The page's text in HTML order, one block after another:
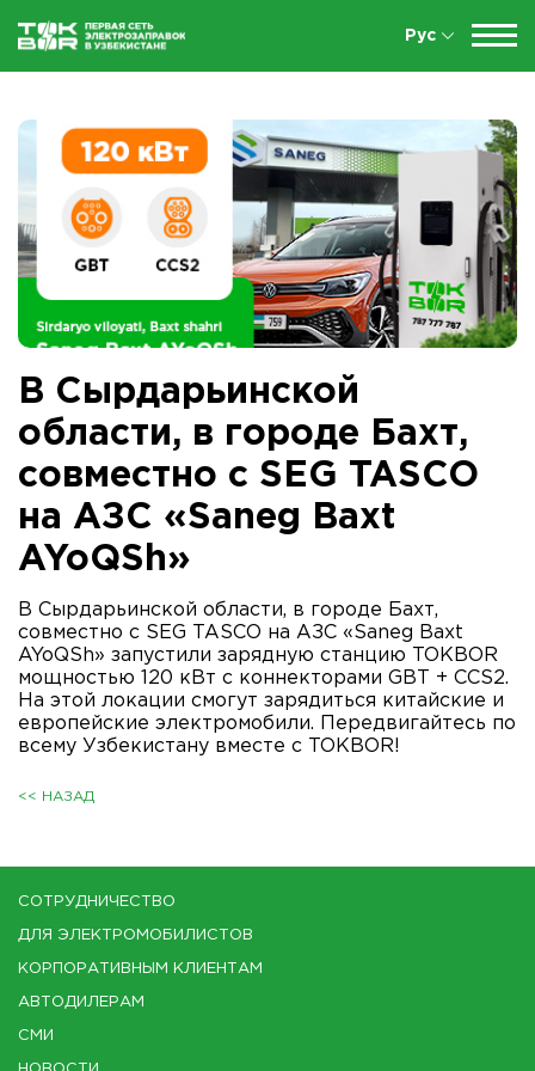
Рус
В Сырдарьинской
области, в городе Бахт,
совместно с SEG TASCO
на АЗС «Saneg Baxt
AYoQSh»
В Сырдарьинской области, в городе Бахт,
совместно с SEG TASCO на АЗС «Saneg Baxt
AYoQSh» запустили зарядную станцию TOKBOR
мощностью 120 кВт с коннекторами GBT + CCS2.
На этой локации смогут зарядиться китайские и
европейские электромобили. Передвигайтесь по
всему Узбекистану вместе с TOKBOR!
<< НАЗАД
СОТРУДНИЧЕСТВО
ДЛЯ ЭЛЕКТРОМОБИЛИСТОВ
КОРПОРАТИВНЫМ КЛИЕНТАМ
АВТОДИЛЕРАМ
СМИ